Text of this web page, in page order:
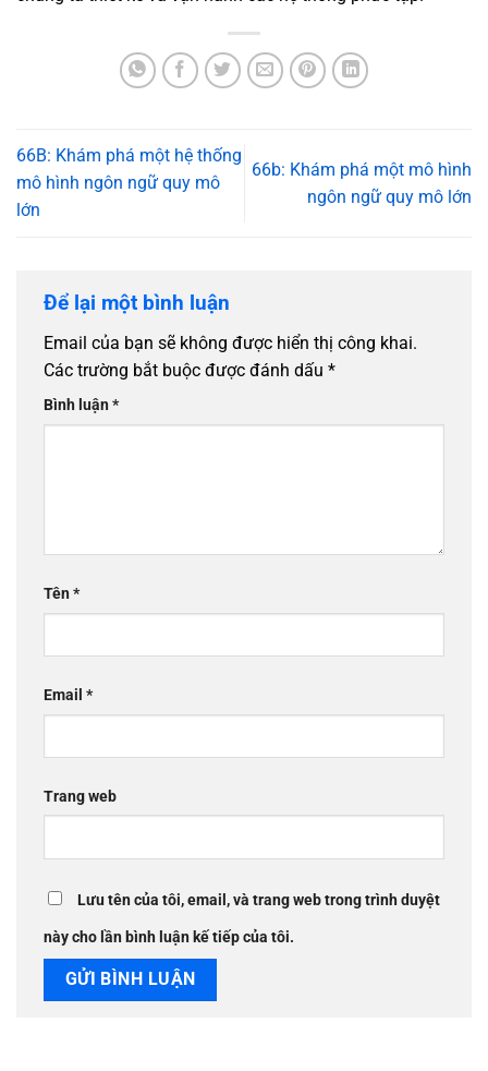
66B: Khám phá một hệ thống
mô hình ngôn ngữ quy mô
lớn
66b: Khám phá một mô hình
ngôn ngữ quy mô lớn
Để lại một bình luận
Email của bạn sẽ không được hiển thị công khai.
Các trường bắt buộc được đánh dấu *
Bình luận*
Tên*
Email *
Trang web
Lưu tên của tôi, email, và trang web trong trình duyệt
này cho lần bình luận kế tiếp của tôi.